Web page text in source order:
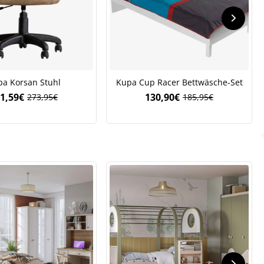
Korsan Stuhl
273,95€
Ursprünglicher
war:
€Aktueller
ist:
Kupa Cup Racer Bettwäsche-Set
185,95€
Ursprünglicher
war:
130,90€Aktueller
ist: